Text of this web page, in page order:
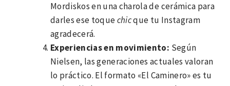
Mordiskos en una charola de cerámica para
darles ese toquechicque tu Instagram
agradecerá.
Experiencias en movimiento: Según
Nielsen, las generaciones actuales valoran
lo práctico. El formato «El Caminero» es tu